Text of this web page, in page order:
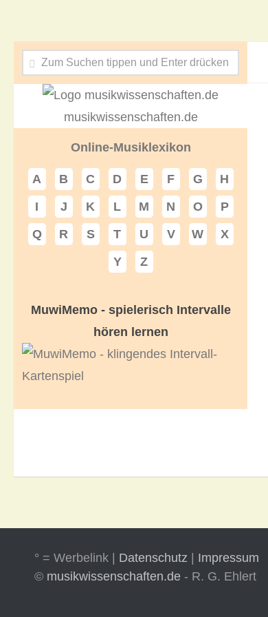
musikwissenschaften.de
Online-Musiklexikon
A B C D E F G
H
I
J K L M N O
P
Q
R S T U V W
X
Y
Z
MuwiMemo - spielerisch Intervalle
hören lernen
° = Werbelink | Datenschutz
Impressum
© musikwissenschaften.de - R. G. Ehlert